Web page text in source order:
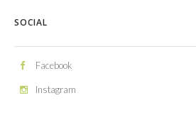
SOCIAL
Facebook
Instagram